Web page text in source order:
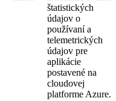
štatistických
údajov o
používaní a
telemetrických
údajov pre
aplikácie
postavené na
cloudovej
platforme Azure.